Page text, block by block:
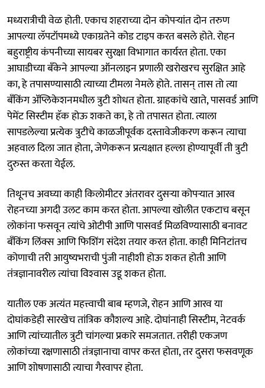
मध्यरात्रीची वेळ होती. एकाच शहराच्या दोन कोपऱ्यांत दोन तरुण
आपल्या लॅपटॉपमध्ये एकाग्रतेने कोड टाइप करत बसले होते. रोहन
बहुराष्ट्रीय कंपनीच्या सायबर सुरक्षा विभागात कार्यरत होता. एका
आघाडीच्या बँकेने आपल्या ऑनलाइन प्रणाली खरोखरच सुरक्षित आहे
का, हे तपासण्यासाठी त्याच्या टीमला नेमले होते. तासन् तास तो त्या
बँकिंग ॲप्लिकेशनमधील त्रुटी शोधत होता. ग्राहकांचे खाते, पासवर्ड आणि
पेमेंट सिस्टीम हॅक होऊ शकते का, हे तो तपासत होता. त्याला
सापडलेल्या प्रत्येक त्रुटीचे काळजीपूर्वक दस्तावेजीकरण करून त्याचा
अहवाल दिला जात होता, जेणेकरून प्रत्यक्षात हल्ला होण्यापूर्वी ती त्रुटी
दुरुस्त करता येईल.
तिथूनच अवघ्या काही किलोमीटर अंतरावर दुसऱ्या कोपऱ्यात आरव
रोहनच्या अगदी उलट काम करत होता. आपल्या खोलीत एकटाच बसून
लोकांना फसवून त्यांचे ओटीपी आणि पासवर्ड मिळविण्यासाठी बनावट
बँकिंग लिंक्स आणि फिशिंग संदेश तयार करत होता. काही मिनिटांतच
कोणाची तरी आयुष्यभराची पुंजी नाहीशी होऊ शकत होती आणि
तंत्रज्ञानावरील त्यांचा विश्‍वास उडू शकत होता.
यातील एक अत्यंत महत्त्वाची बाब म्हणजे, रोहन आणि आरव या
दोघांकडेही सारखेच तांत्रिक कौशल्य आहे. दोघांनाही सिस्टीम, नेटवर्क
आणि त्यांच्यातील त्रुटी चांगल्या प्रकारे समजतात. तरीही एकजण
लोकांच्या रक्षणासाठी तंत्रज्ञानाचा वापर करत होता, तर दुसरा फसवणूक
आणि शोषणासाठी त्याचा गैरवापर होता.